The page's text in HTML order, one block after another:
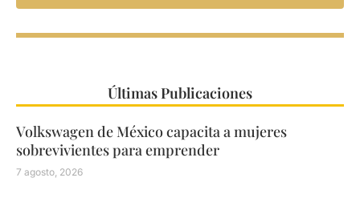
Últimas Publicaciones
Volkswagen de México capacita a mujeres
sobrevivientes para emprender
7 agosto, 2026